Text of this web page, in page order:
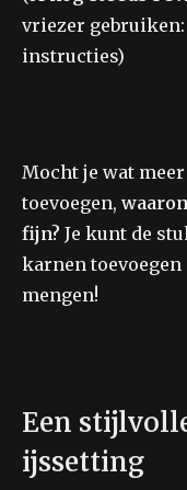
vriezer
instructies)
Mocht je wat
toevoegen,
fijn? Je kunt de
karnen
mengen!
Een
ijssetting